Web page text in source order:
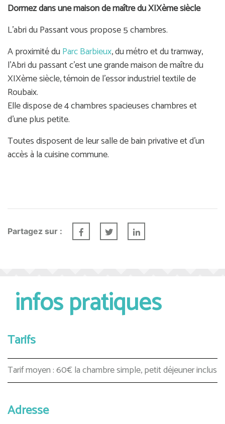
Dormez dans une maison de maître du XIXème siècle
L'abri du Passant vous propose 5 chambres.
A proximité duParc Barbieux, du métro et du tramway,
l'Abri du passant c'est une grande maison de maître du
XIXème siècle, témoin de l'essor industriel textile de
Roubaix.
Elle dispose de 4 chambres spacieuses chambres et
d'une plus petite.
Toutes disposent de leur salle de bain privative et d'un
accès à la cuisine commune.
Partagez sur :
infos pratiques
Tarifs
Tarif moyen : 60€ la chambre simple, petit déjeuner inclus
Adresse